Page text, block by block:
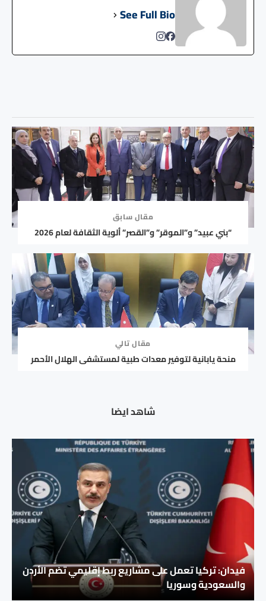
See Full Bio
مقال سابق
“بني عبيد” و”الموقر” و”القصر” ألوية الثقافة لعام 2026
مقال تالي
منحة يابانية لتوفير معدات طبية لمستشفى الهلال الأحمر
شاهد ايضا
فيدان: تركيا تعمل على مشاريع ربط إقليمي تضم الأردن
والسعودية وسوريا